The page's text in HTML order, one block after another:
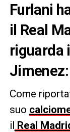
Furlani
il Real
riguarda
Jimenez:
Come
suo
il Real